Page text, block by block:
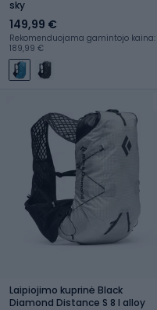
sky
149,99 €
Rekomenduojama gamintojo kaina:
189,99 €
Laipiojimo kuprinė Black
Diamond Distance S 8 l alloy